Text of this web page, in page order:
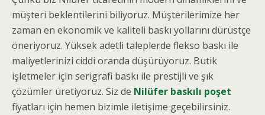
müşteri beklentilerini biliyoruz. Müşterilerimize her
zaman en ekonomik ve kaliteli baskı yollarını dürüstçe
öneriyoruz. Yüksek adetli taleplerde flekso baskı ile
maliyetlerinizi ciddi oranda düşürüyoruz. Butik
işletmeler için serigrafi baskı ile prestijli ve şık
çözümler üretiyoruz. Siz de Nilüfer baskılı poşet
fiyatları için hemen bizimle iletişime geçebilirsiniz.